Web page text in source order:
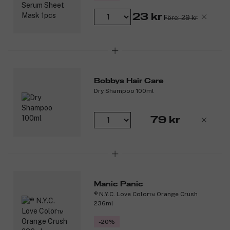
23 kr Före: 29 kr
Bobbys Hair Care
Dry Shampoo 100ml
79 kr
Manic Panic
® N.Y.C. Love Color™ Orange Crush
236ml
-20%